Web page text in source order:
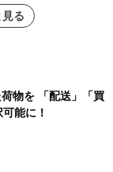
る
物を 「配送」「買
能に！